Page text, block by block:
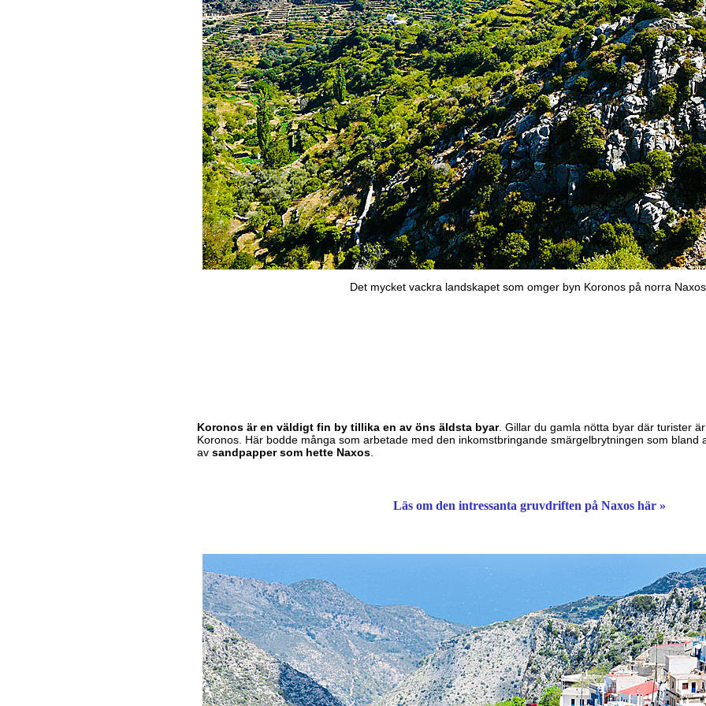
Det mycket vackra landskapet som omger byn Koronos på norra
Koronos är en väldigt fin by tillika en av öns äldsta byar. Gillar du gamla nötta byar där turister
Koronos. Här bodde många som arbetade med den inkomstbringande smärgelbrytningen som bland
av sandpapper som hette Naxos.
Läs om den intressanta gruvdriften på Naxos här »